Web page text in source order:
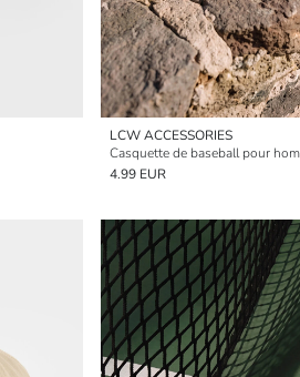
LCW ACCESSORIES
Casquette de baseball pour
4.99 EUR